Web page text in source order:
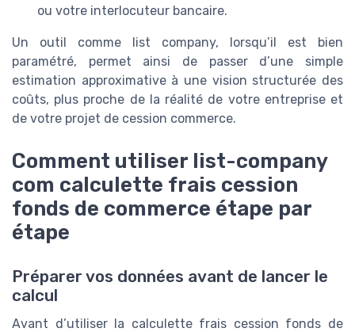
ou votre interlocuteur bancaire.
Un outil comme list company, lorsqu’il est bien
paramétré, permet ainsi de passer d’une simple
estimation approximative à une vision structurée des
coûts, plus proche de la réalité de votre entreprise et
de votre projet de cession commerce.
Comment utiliser list-company
com calculette frais cession
fonds de commerce étape par
étape
Préparer vos données avant de lancer le
calcul
Avant d’utiliser la calculette frais cession fonds de